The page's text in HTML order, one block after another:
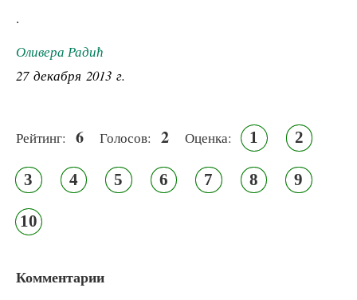
.
Оливера Радић
27 декабря 2013 г.
Рейтинг: 6 Голосов: 2 Оценка: 1 2
3 4 5 6 7 8 9
10
Комментарии